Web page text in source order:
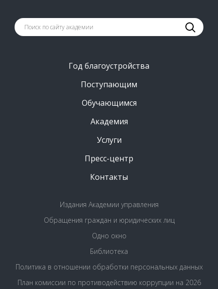
Год благоустройства
Поступающим
Обучающимся
Академия
Услуги
Пресс-центр
Контакты
Издания Академии управления
Обращения граждан и юридических лиц
Одно окно
Библиотека
Политика в отношении обработки персональных данных
План комиссии по противодействию коррупции на 2026